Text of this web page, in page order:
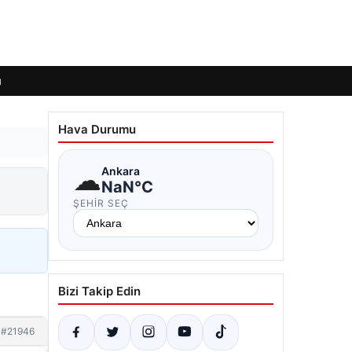
#21946
Hava Durumu
☁Ankara
NaN°C
ŞEHIR SEÇ
Bizi Takip Edin